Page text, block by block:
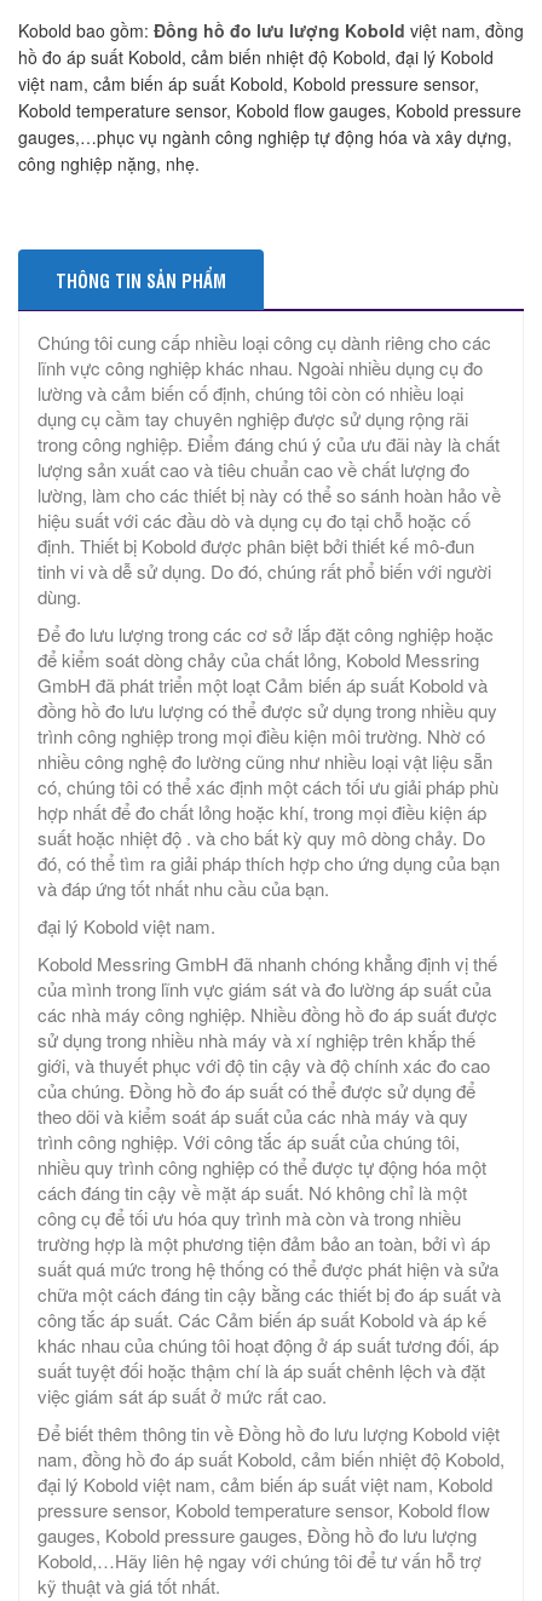
Kobold bao gồm: Đồng hồ đo lưu lượng Kobold việt nam, đồng
hồ đo áp suất Kobold, cảm biến nhiệt độ Kobold, đại lý Kobold
việt nam, cảm biến áp suất Kobold, Kobold pressure sensor,
Kobold temperature sensor, Kobold flow gauges, Kobold pressure
gauges,…phục vụ ngành công nghiệp tự động hóa và xây dựng,
công nghiệp nặng, nhẹ.
THÔNG TIN SẢN PHẨM
Chúng tôi cung cấp nhiều loại công cụ dành riêng cho các
lĩnh vực công nghiệp khác nhau. Ngoài nhiều dụng cụ đo
lường và cảm biến cố định, chúng tôi còn có nhiều loại
dụng cụ cầm tay chuyên nghiệp được sử dụng rộng rãi
trong công nghiệp. Điểm đáng chú ý của ưu đãi này là chất
lượng sản xuất cao và tiêu chuẩn cao về chất lượng đo
lường, làm cho các thiết bị này có thể so sánh hoàn hảo về
hiệu suất với các đầu dò và dụng cụ đo tại chỗ hoặc cố
định. Thiết bị Kobold được phân biệt bởi thiết kế mô-đun
tinh vi và dễ sử dụng. Do đó, chúng rất phổ biến với người
dùng.
Để đo lưu lượng trong các cơ sở lắp đặt công nghiệp hoặc
để kiểm soát dòng chảy của chất lỏng, Kobold Messring
GmbH đã phát triển một loạt Cảm biến áp suất Kobold và
đồng hồ đo lưu lượng có thể được sử dụng trong nhiều quy
trình công nghiệp trong mọi điều kiện môi trường. Nhờ có
nhiều công nghệ đo lường cũng như nhiều loại vật liệu sẵn
có, chúng tôi có thể xác định một cách tối ưu giải pháp phù
hợp nhất để đo chất lỏng hoặc khí, trong mọi điều kiện áp
suất hoặc nhiệt độ . và cho bất kỳ quy mô dòng chảy. Do
đó, có thể tìm ra giải pháp thích hợp cho ứng dụng của bạn
và đáp ứng tốt nhất nhu cầu của bạn.
đại lý Kobold việt nam.
Kobold Messring GmbH đã nhanh chóng khẳng định vị thế
của mình trong lĩnh vực giám sát và đo lường áp suất của
các nhà máy công nghiệp. Nhiều đồng hồ đo áp suất được
sử dụng trong nhiều nhà máy và xí nghiệp trên khắp thế
giới, và thuyết phục với độ tin cậy và độ chính xác đo cao
của chúng. Đồng hồ đo áp suất có thể được sử dụng để
theo dõi và kiểm soát áp suất của các nhà máy và quy
trình công nghiệp. Với công tắc áp suất của chúng tôi,
nhiều quy trình công nghiệp có thể được tự động hóa một
cách đáng tin cậy về mặt áp suất. Nó không chỉ là một
công cụ để tối ưu hóa quy trình mà còn và trong nhiều
trường hợp là một phương tiện đảm bảo an toàn, bởi vì áp
suất quá mức trong hệ thống có thể được phát hiện và sửa
chữa một cách đáng tin cậy bằng các thiết bị đo áp suất và
công tắc áp suất. Các Cảm biến áp suất Kobold và áp kế
khác nhau của chúng tôi hoạt động ở áp suất tương đối, áp
suất tuyệt đối hoặc thậm chí là áp suất chênh lệch và đặt
việc giám sát áp suất ở mức rất cao.
Để biết thêm thông tin về Đồng hồ đo lưu lượng Kobold việt
nam, đồng hồ đo áp suất Kobold, cảm biến nhiệt độ Kobold,
đại lý Kobold việt nam, cảm biến áp suất việt nam, Kobold
pressure sensor, Kobold temperature sensor, Kobold flow
gauges, Kobold pressure gauges, Đồng hồ đo lưu lượng
Kobold,…Hãy liên hệ ngay với chúng tôi để tư vấn hỗ trợ
kỹ thuật và giá tốt nhất.